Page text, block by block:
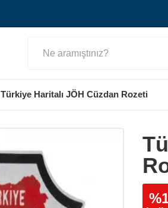
Türkiye Haritalı JÖH Cüzdan Rozeti